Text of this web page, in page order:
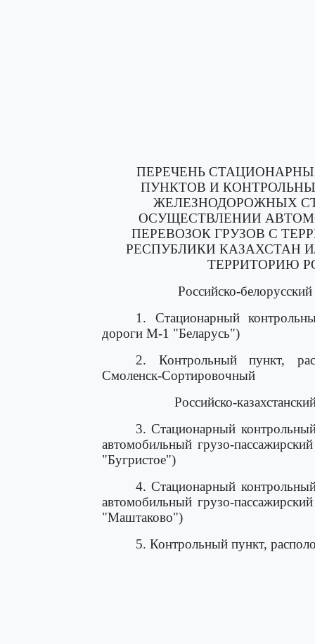
ПЕРЕЧЕНЬ
ПУНКТОВ И
ЖЕЛЕЗНОДОРОЖНЫХ
ОСУЩЕСТВЛЕНИИ
ПЕРЕВОЗОК ГРУЗОВ С
РЕСПУБЛИКИ КАЗАХСТАН
ТЕРРИТОРИЮ
Российско-
1. Стационарный
дороги М-1 "Беларусь")
2. Контрольный пункт,
Смоленск-Сортировочный
Российско-
3. Стационарный
автомобильный грузо-
"Бугристое")
4. Стационарный
автомобильный грузо-
"Маштаково")
5. Контрольный пункт,